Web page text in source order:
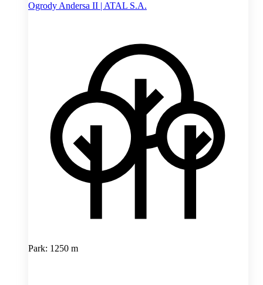
Ogrody Andersa II | ATAL S.A.
Park: 1250 m